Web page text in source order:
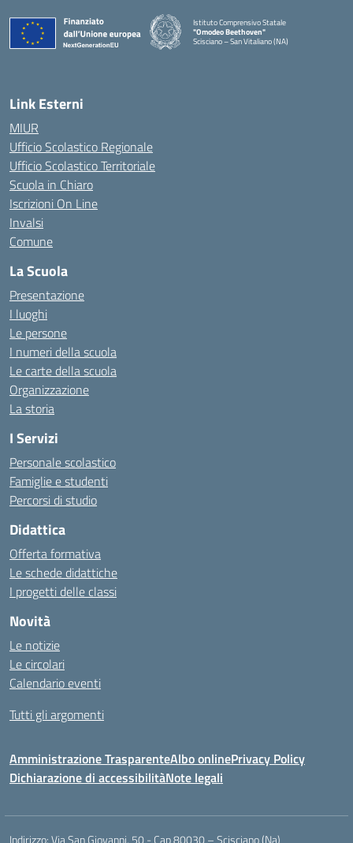
Istituto Comprensivo Statale
"Omodeo Beethoven"
Scisciano – San Vitaliano (NA)
Link Esterni
MIUR
Ufficio Scolastico Regionale
Ufficio Scolastico Territoriale
Scuola in Chiaro
Iscrizioni On Line
Invalsi
Comune
La Scuola
Presentazione
I luoghi
Le persone
I numeri della scuola
Le carte della scuola
Organizzazione
La storia
I Servizi
Personale scolastico
Famiglie e studenti
Percorsi di studio
Didattica
Offerta formativa
Le schede didattiche
I progetti delle classi
Novità
Le notizie
Le circolari
Calendario eventi
Tutti gli argomenti
Amministrazione TrasparenteAlbo onlinePrivacy Policy
Dichiarazione di accessibilitàNote legali
Indirizzo:Via San Giovanni, 50 - Cap 80030 – Scisciano (Na)